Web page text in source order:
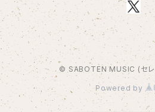
Calme Adiction
CANDY
CHIKIMARCH
© SABOTEN MUSIC (セレ
Powered by